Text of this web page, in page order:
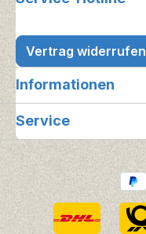
Vertrag widerrufen
Informationen
Service